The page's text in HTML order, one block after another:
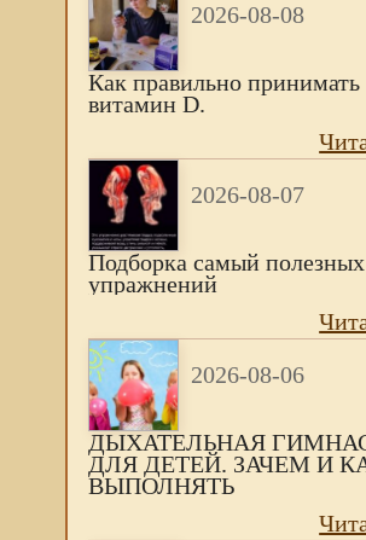
2026-08-08
Как правильно принимать
витамин D.
2026-08-07
Подборка самый полезных
упражнений
2026-08-06
ДЫХАТЕЛЬНАЯ
ДЛЯ ДЕТЕЙ. ЗАЧЕМ И
ВЫПОЛНЯТЬ